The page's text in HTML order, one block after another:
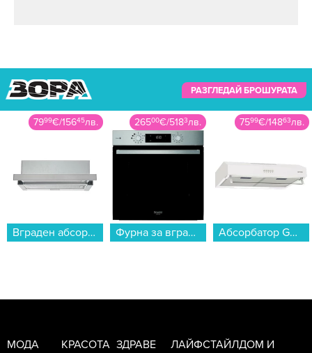
РАЗГЛЕДАЙ БРОШУРАТА
26500€/5183лв.
Фурна за вграждане Hotpoint-Ariston HAO 3K58HSU1 X. , 71 , Hydrolitic , Push бутони , А+...
7599€/14863лв.
Абсорбатор Gorenje WHU629EW/M...
11899€/23273лв.
Таблет Lenovo TAB ONE 128/4 ZAF00249GR , 128 GB, 4 GB...
МОДА КРАСОТА ЗДРАВЕ ЛАЙФСТАЙЛДОМ И